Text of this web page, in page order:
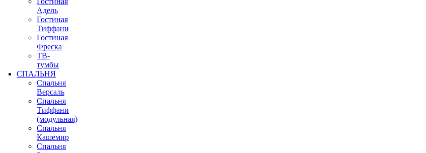
Адель
Гостиная
Тиффани
Гостиная
Фреска
ТВ-
тумбы
СПАЛЬНЯ
Спальня
Версаль
Спальня
Тиффани
(модульная)
Спальня
Кашемир
Спальня